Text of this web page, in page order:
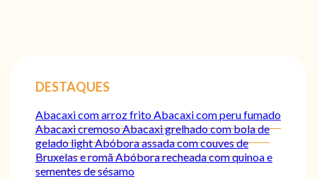
DESTAQUES
Abacaxi com arroz fritoAbacaxi com peru fumado
Abacaxi cremosoAbacaxi grelhado com bola de
gelado lightAbóbora assada com couves de
Bruxelas e romãAbóbora recheada com quinoa e
sementes de sésamo